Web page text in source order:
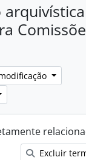
arquivística
Excluir